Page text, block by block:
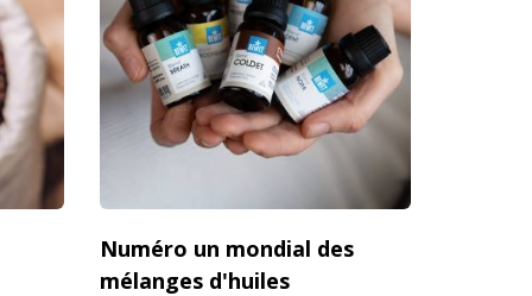
Numéro un mondial des
mélanges d'huiles